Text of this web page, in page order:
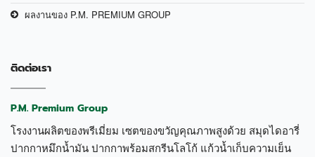
ผลงานของ P.M. PREMIUM GROUP
ติดต่อเรา
P.M. Premium Group
โรงงานผลิตของพรีเมี่ยม เซตของขวัญคุณภาพสูงด้วย สมุดไดอารี่
ปากกาหมึกน้ำมัน ปากกาพร้อมสกรีนโลโก้ แก้วน้ำเก็บความเย็น